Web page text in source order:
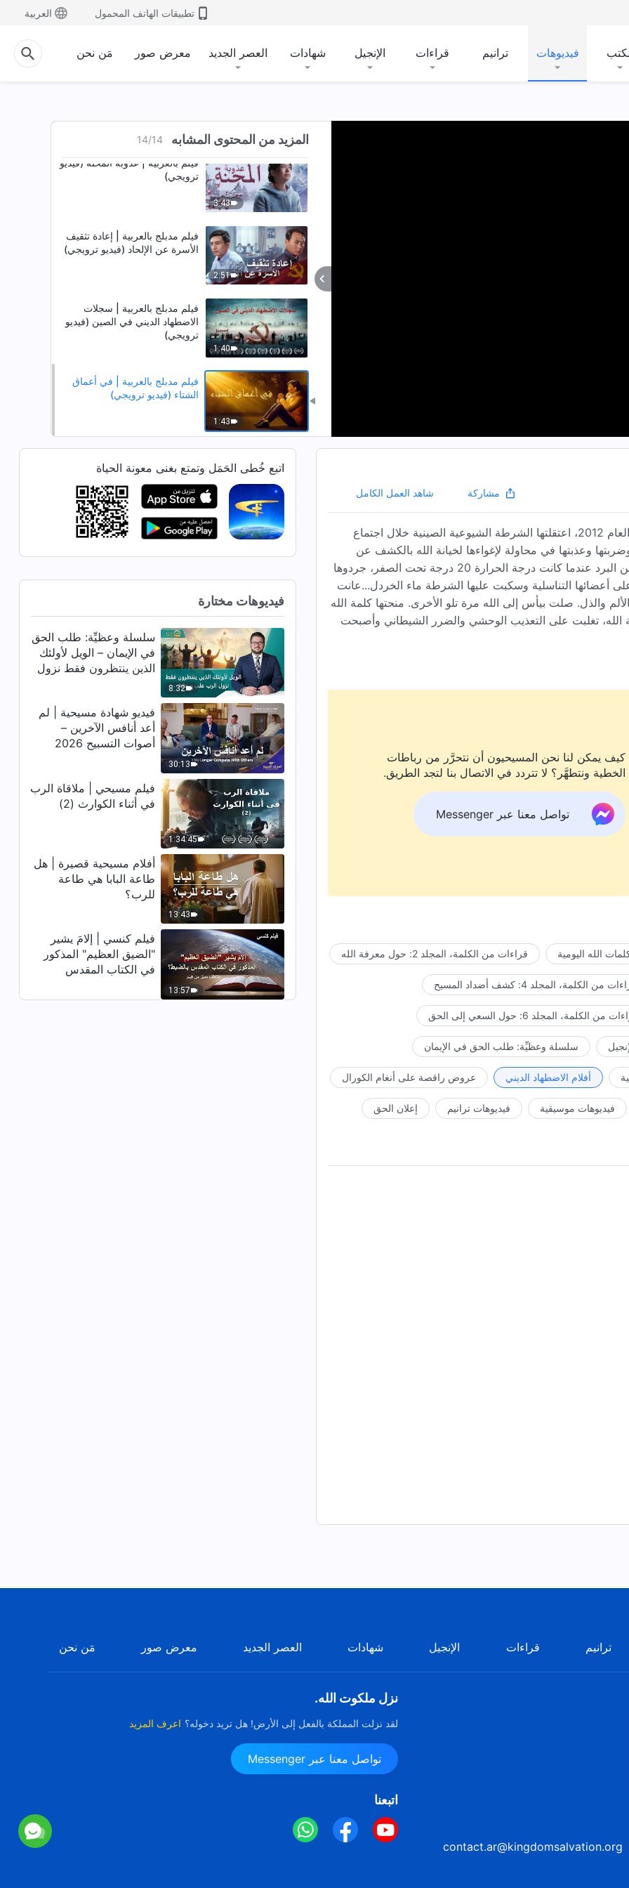
تطبيقات الهاتف المحمول العربية
فيديوهات ترانيم قراءات الإنجيل شهادات العصر الجديد معرض صور مَن نحن
المزيد من المحتوى المشابه 14/14
3:28
فيلم مدبلج بالعربية | أكاذيب
3:43
فيلم بالعربية | عذوبة المحنة (فيديو
ترويجي)
2:51
فيلم مدبلج بالعربية | إعادة تثقيف
الأسرة عن الإلحاد (فيديو ترويجي)
1:40
فيلم مدبلج بالعربية | سجلات
الاضطهاد الديني في الصين (فيديو
ترويجي)
1:43
فيلم مدبلج بالعربية | في أعماق
الشتاء (فيديو ترويجي)
مشاركة شاهد العمل الكامل
اسمها تشاو لي. آمنت بالله لأكثر من عقد من الزمن. في شتاء العام 2012، اعتقلتها الشرطة الشيوعية الصينية خلال اجتماع
وعذبتها في محاولة لإغواءها لخيانة الله بالكشف عن
أماكن قادة الكنيسة وأموالها. وبالتحديد في ليلة مثلجة قارصة من البرد عندما كانت درجة الحرارة 20 درجة تحت الصفر، جردوها
أعضائها التناسلية وسكبت عليها الشرطة ماء الخردل...عانت
والذل. صلت بيأس إلى الله مرة تلو الأخرى. منحتها كلمة الله
الله، تغلبت على التعذيب الوحشي والضرر الشيطاني وأصبحت
كيف يمكن لنا نحن المسيحيون أن نتحرَّر من رباطات
الخطية ونتطهَّر؟ لا تتردد في الاتصال بنا لتجد الطريق.
تواصل معنا عبر Messenger
الله اليومية قراءات من الكلمة، المجلد 2: حول معرفة الله
من الكلمة، المجلد 4: كشف أضداد المسيح
من الكلمة، المجلد 6: حول السعي إلى الحق
سلسلة وعظيِّة: طلب الحق في الإيمان
أفلام الاضطهاد الديني عروض راقصة على أنغام الكورال
فيديوهات موسيقية فيديوهات ترانيم إعلان الحق
اتبع خُطى الحَمَل وتمتع بغنى معونة الحياة
فيديوهات مختارة
8:32
سلسلة وعظيِّة: طلب الحق
في الإيمان – الويل لأولئك
الذين ينتظرون فقط نزول
30:13
فيديو شهادة مسيحية | لم
أعد أنافس الآخرين –
أصوات التسبيح 2026
1:34:45
فيلم مسيحي | ملاقاة الرب
في أثناء الكوارث (2)
13:43
أفلام مسيحية قصيرة | هل
طاعة البابا هي طاعة
للرب؟
13:57
فيلم كنسي | إلامَ يشير
"الضيق العظيم" المذكور
في الكتاب المقدس
من فيلم)
ترانيم قراءات الإنجيل شهادات العصر الجديد معرض صور مَن نحن
contact.ar@kingdomsalvation.org
نزل ملكوت الله.
لقد نزلت المملكة بالفعل إلى الأرض! هل تريد دخوله؟ اعرف المزيد
تواصل معنا عبر Messenger
اتبعنا